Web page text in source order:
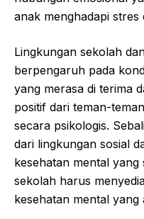
anak menghadapi stres
Lingkungan sekolah
berpengaruh pada
yang merasa di terima
positif dari teman-
secara psikologis.
dari lingkungan sosial
kesehatan mental
sekolah harus
kesehatan mental yang